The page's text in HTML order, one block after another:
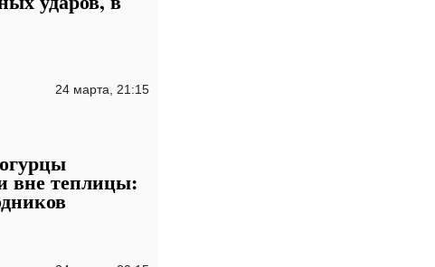
24 марта, 21:15
вне теплицы: